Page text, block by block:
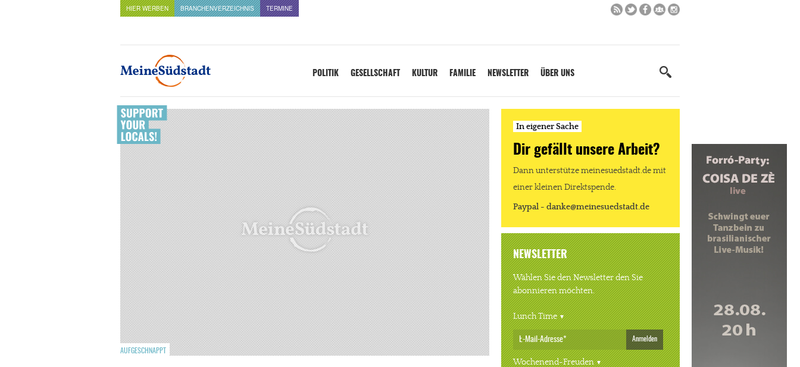
HIER WERBEN BRANCHENVERZEICHNIS TERMINE
POLITIK GESELLSCHAFT KULTUR FAMILIE NEWSLETTER ÜBER UNS
AUFGESCHNAPPT
In eigener Sache
Dir gefällt unsere Arbeit?
Dann unterstütze meinesuedstadt.de mit
einer kleinen Direktspende.
Paypal - danke@meinesuedstadt.de
NEWSLETTER
Wählen Sie den Newsletter den Sie
abonnieren möchten.
Lunch Time
Anmelden
Wochenend-Freuden